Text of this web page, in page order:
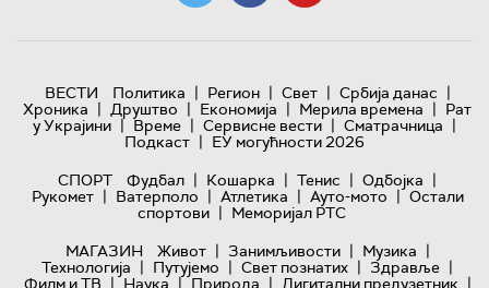
ВЕСТИ Политика | Регион | Свет | Србија данас |
Хроника | Друштво | Економија | Мерила времена | Рат
у Украјини | Време | Сервисне вести | Сматрачница |
Подкаст | ЕУ могућности 2026
СПОРТ
Фудбал | Кошарка | Тенис | Одбојка |
Рукомет | Ватерполо | Атлетика | Ауто-мото | Остали
спортови | Меморијал РТС
МАГАЗИН
Живот | Занимљивости | Музика |
Технологијa | Путујемо | Свет познатих | Здравље |
Филм и ТВ Наука Природа Дигитални предузетник